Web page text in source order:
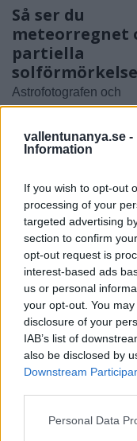
vallentunanya.se -
Information
If you wish to opt-out
processing of your
targeted advertising
section to confirm
opt-out request is
interest-based ads
us or personal
your opt-out. You
disclosure of your
IAB’s list of
also be disclosed by
Downstream
Personal Data
Så ser du
meteorregnet
partiella
Astrofotografen och
Vallentunabon Per-
Hedén tipsar
2026-08-06 KL. 08:39
Tänker inte på
medaljer
Efter succén på
VM vill Linnea
lägga förväntningarna
sidan när världseliten
samlas i irländska